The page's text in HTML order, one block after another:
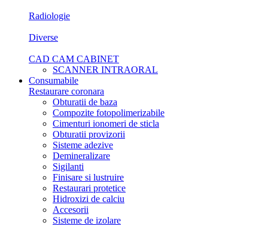
Radiologie
Diverse
CAD CAM CABINET
SCANNER INTRAORAL
Consumabile
Restaurare coronara
Obturatii de baza
Compozite fotopolimerizabile
Cimenturi ionomeri de sticla
Obturatii provizorii
Sisteme adezive
Demineralizare
Sigilanti
Finisare si lustruire
Restaurari protetice
Hidroxizi de calciu
Accesorii
Sisteme de izolare